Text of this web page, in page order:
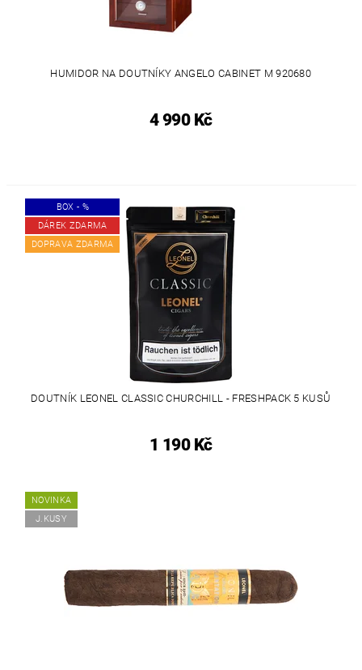
HUMIDOR NA DOUTNÍKY ANGELO CABINET M 920680
4 990 Kč
BOX - %
DÁREK ZDARMA
DOPRAVA ZDARMA
DOUTNÍK LEONEL CLASSIC CHURCHILL - FRESHPACK 5 KUSŮ
1 190 Kč
NOVINKA
J.KUSY